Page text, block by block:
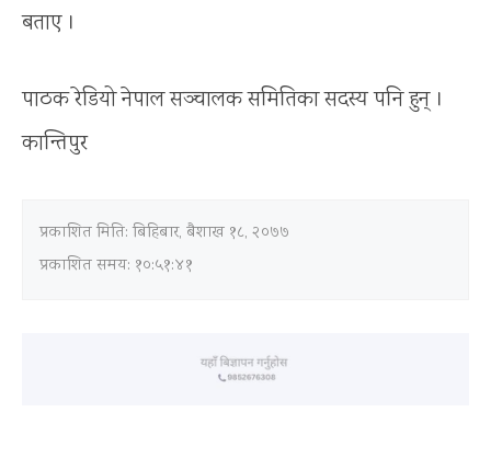
बताए ।
पाठक रेडियो नेपाल सञ्चालक समितिका सदस्य पनि हुन् ।
कान्तिपुर
प्रकाशित मिति: बिहिबार, बैशाख १८, २०७७
प्रकाशित समय: १०:५१:४१